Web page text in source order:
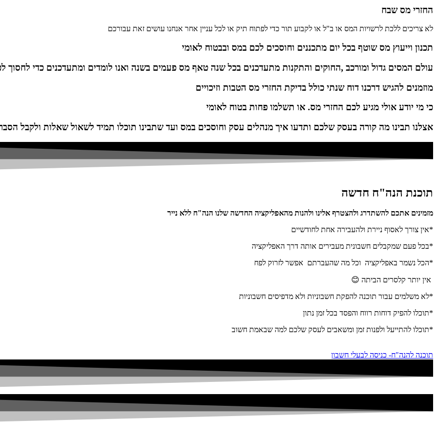
החזרי מס שבח
לא צריכים ללכת לרשויות המס או ב"ל או לקבוע תור כדי לפתוח תיק או לכל עניין אחר אנחנו עושים זאת עבורכם
תכנון וייעוץ מס שוטף בכל יום מתכננים וחוסכים לכם במס ובבטוח לאומי
עולם המסים גדול ומורכב ,החוקים והתקנות מתעדכנים בכל שנה טאף מס פעמים בשנה ואנו לומדים ומתעדכנים כדי לחסוך
מוזמנים להגיש דרכנו דוח שנתי כולל בדיקת החזרי מס הטבות וזיכויים
כי מי יודע אולי מגיע לכם החזרי מס. או תשלמו פחות בטוח לאומי
אצלנו תבינו מה קורה בעסק שלכם ותדעו איך מנהלים עסק וחוסכים במס ועד שתבינו תוכלו תמיד לשאול שאלות ולקבל
תוכנת הנה"ח חדשה
מזמינים אתכם להשתדרג ולהצטרף אלינו ולהנות מהאפליקציה החדשה שלנו הנה"ח ללא נייר
*אין צורך לאסוף ניירת ולהעבירה אחת לחודשיים
*בכל פעם שמקבלים חשבונית מעבירים אותה דרך האפליקציה
*הכל נשמר באפליקציה וכל מה שהעברתם אפשר לזרוק לפח
אין יותר קלסרים הביתה 😊
*לא משלמים עבור תוכנה להפקת חשבוניות ולא מדפיסים חשבוניות
*תוכלו להפיק דוחות רווח והפסד בכל זמן נתון
*תוכלו להתייעל ולפנות זמן ומשאבים לעסק שלכם למה שבאמת חשוב
תוכנה להנה"ח- כניסה לבעלי חשבון